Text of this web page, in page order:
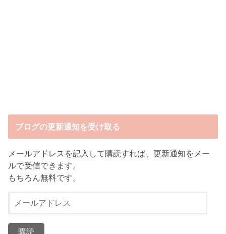
ブログの更新通知を受け取る
メールアドレスを記入して購読すれば、更新通知をメー
ルで受信できます。
もちろん無料です。
ル